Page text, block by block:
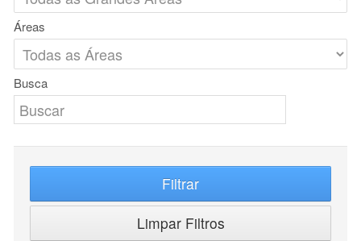
Áreas
Busca
Filtrar
Limpar Filtros